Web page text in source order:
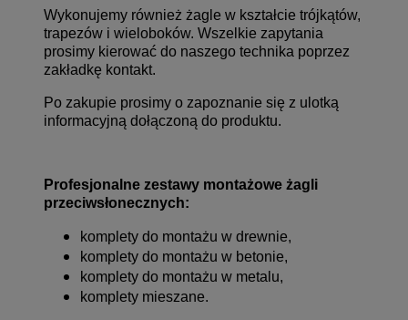
Wykonujemy również żagle w kształcie trójkątów,
trapezów i wieloboków. Wszelkie zapytania
prosimy kierować do naszego technika poprzez
zakładkę kontakt.
Po zakupie prosimy o zapoznanie się z ulotką
informacyjną dołączoną do produktu.
Profesjonalne zestawy montażowe żagli
przeciwsłonecznych:
komplety do montażu w drewnie,
komplety do montażu w betonie,
komplety do montażu w metalu,
komplety mieszane.